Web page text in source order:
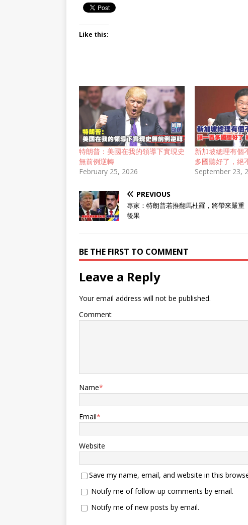
Like this:
特朗普：美國在我的領導下實現史
無前例逆轉
February 25, 2026
新加坡總理有個
多國聽好了，絕
September 23,
PREVIOUS
專家：特朗普若推翻馬杜羅，將帶來嚴重
後果
BE THE FIRST TO COMMENT
Leave a Reply
Your email address will not be published.
Comment
Name*
Email*
Website
Save my name, email, and website in this
Notify me of follow-up comments by email.
Notify me of new posts by email.